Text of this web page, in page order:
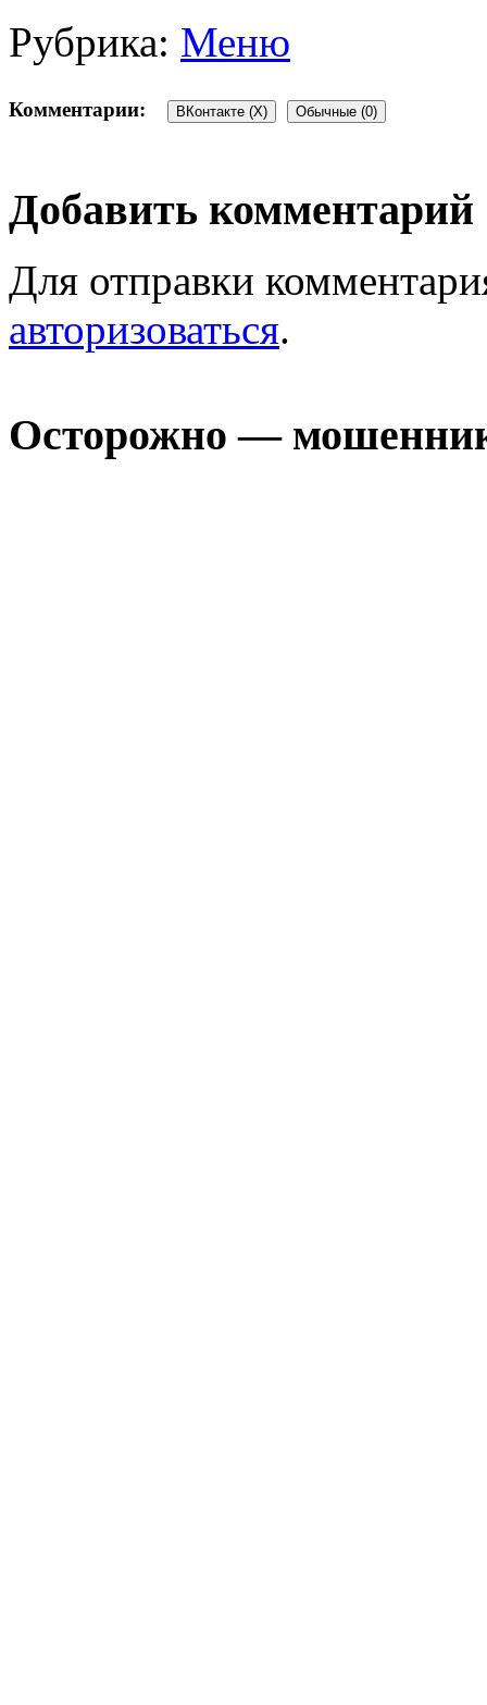
Рубрика: Меню
Комментарии: ВКонтакте (X) Обычные (0)
Добавить комментарий
Для отправки
авторизоваться.
Осторожно —